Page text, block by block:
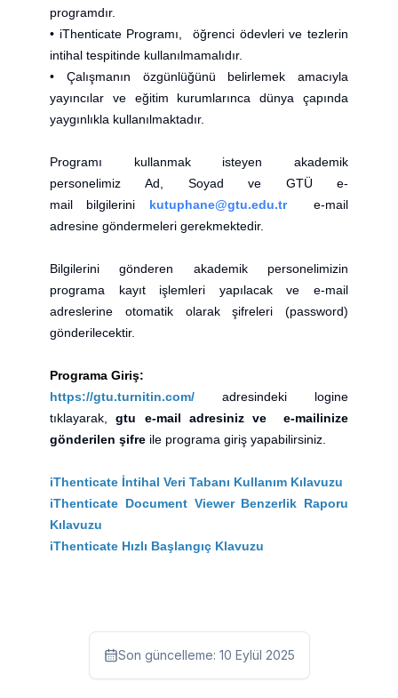
programdır.
• iThenticate Programı,
öğrenci ödevleri ve tezlerin
intihal tespitinde kullanılmamalıdır.
• Çalışmanın özgünlüğünü belirlemek amacıyla
yayıncılar ve eğitim kurumlarınca dünya çapında
yaygınlıkla kullanılmaktadır.
Programı kullanmak isteyen akademik
personelimiz Ad, Soyad ve GTÜ e-
mail bilgilerini kutuphane@gtu.edu.tre-mail
adresine göndermeleri gerekmektedir.
Bilgilerini gönderen akademik personelimizin
programa kayıt işlemleri yapılacak ve e-mail
adreslerine otomatik olarak şifreleri (password)
gönderilecektir.
Programa Giriş:
https://gtu.turnitin.com/ adresindeki logine
tıklayarak,gtu e-mail adresiniz ve e-mailinize
gönderilen şifre ile programa giriş yapabilirsiniz.
iThenticate İntihal Veri Tabanı Kullanım Kılavuzu
iThenticate Document Viewer Benzerlik Raporu
Kılavuzu
iThenticate Hızlı Başlangıç Klavuzu
Son güncelleme: 10 Eylül 2025